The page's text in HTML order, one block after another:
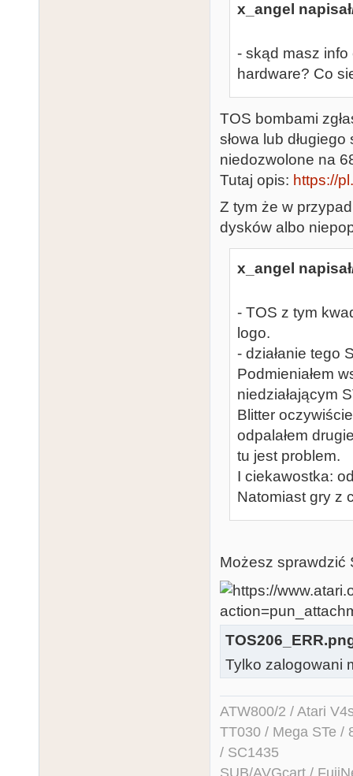
x_angel
- skąd masz
hardware? Co
TOS bombami
słowa lub
niedozwolone na
Tutaj opis: https://
Z tym że w
dysków albo
x_angel
- TOS z tym
logo.
- działanie tego
Podmieniałem
niedziałającym
Blitter
odpalałem
tu jest problem.
I ciekawostka:
Natomiast gry z
Możesz sprawdzić
Tylko zalogowani
ATW800/2 / Atari
TT030 / Mega STe /
/ SC1435